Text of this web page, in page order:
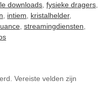
downloads, fysieke dragers,
intiem kristalhelder,
, streamingdiensten
Vereiste velden zijn